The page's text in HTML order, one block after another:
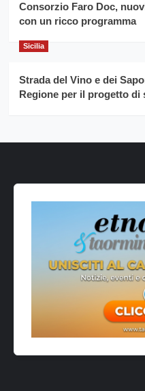
Consorzio Faro Doc,
con un ricco programma
Sicilia
Strada del Vino e dei
Regione per il progetto